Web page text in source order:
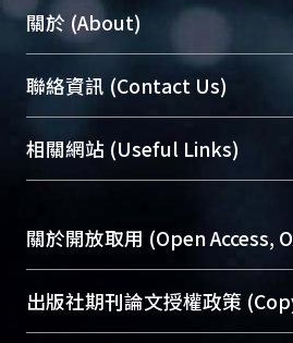
關於 (About)
臺大位居世界頂尖大學之列，
展現本校豐碩的研究成果及學
機構典藏（NTUR）與學術庫
台，成為臺大學術典藏NTU
成果。
To permanently archive and
profiles and scholarly works,
services of “NTU
聯絡資訊 (Contact Us)
總館學科館員(Main Library)
醫學圖書館學科館員(Medical
Sciences Library)
相關網站 (Useful Links)
關於開放取用 (Open Access,
開放取用是從使用者角度提升
動，應用在學術研究上是透過
出版社期刊論文授權政策